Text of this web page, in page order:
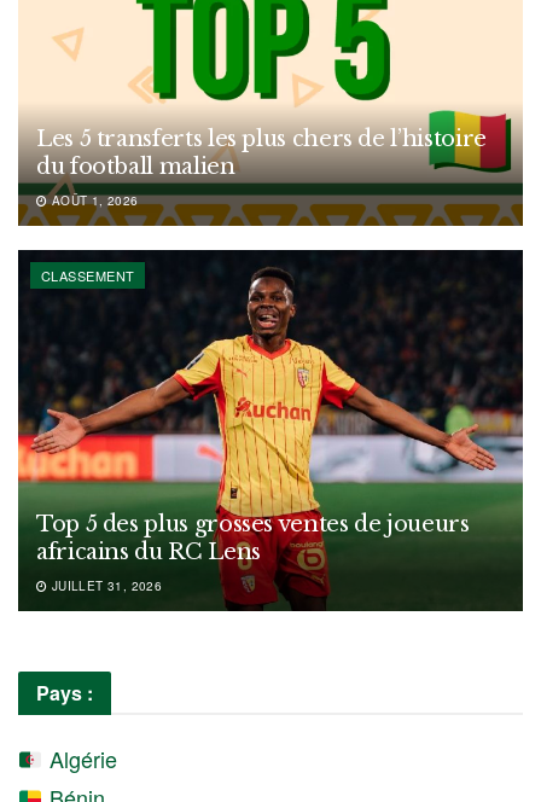
Les 5 transferts les plus chers de l’histoire
du football malien
AOÛT 1, 2026
CLASSEMENT
Top 5 des plus grosses ventes de joueurs
africains du RC Lens
JUILLET 31, 2026
Pays :
Algérie